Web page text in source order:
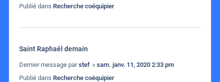
Publié dans Recherche coéquipier
Saint Raphaël demain
Dernier message parstef « sam. janv. 11, 2020 2:33 pm
Publié dans Recherche coéquipier